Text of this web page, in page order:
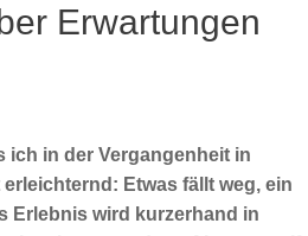
Erwartungen
ich in der Vergangenheit in
Etwas fällt weg, ein
Erlebnis wird kurzerhand in